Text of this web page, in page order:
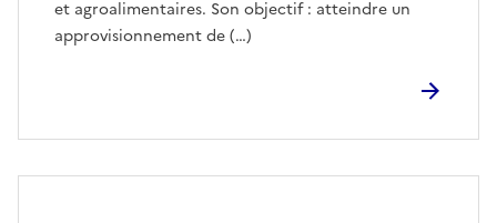
et agroalimentaires. Son objectif : atteindre un
approvisionnement de (…)